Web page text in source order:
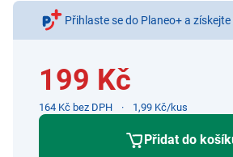
Přihlaste se do Planeo+ a získejte
199 Kč
164 Kč bez DPH 1,99 Kč/kus
Přidat do